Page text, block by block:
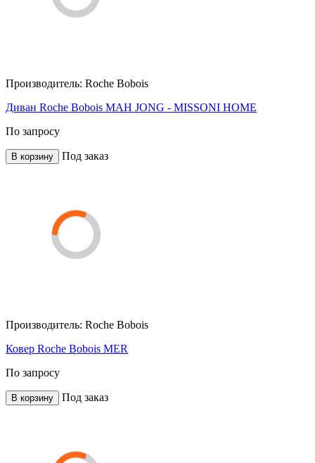
Производитель: Roche Bobois
Диван Roche Bobois MAH JONG - MISSONI HOME
По запросу
В корзину Под заказ
Производитель: Roche Bobois
Ковер Roche Bobois MER
По запросу
В корзину Под заказ